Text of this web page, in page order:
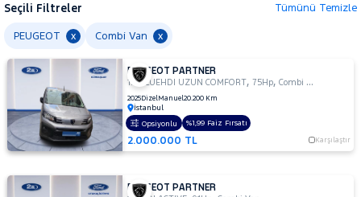
Tüm
Araçlar
AUDI
BMC
BMW
BYD
Seçili Filtreler Tümünü Temizle
PEUGEOT x Combi Van x
PEUGEOT PARTNER
1.5 BLUEHDI UZUN COMFORT,75Hp,Combi Van
2025DizelManuel20.200 Km
İstanbul
2.000.000 TL Karşılaştır
Opsiyonlu %1,99 Faiz Fırsatı
PEUGEOT PARTNER